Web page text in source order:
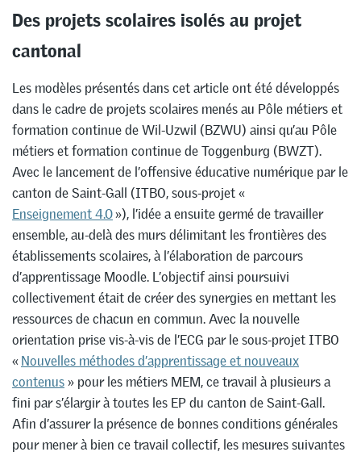
Des projets scolaires isolés au projet
cantonal
Les modèles présentés dans cet article ont été développés
dans le cadre de projets scolaires menés au Pôle métiers et
formation continue de Wil-Uzwil (BZWU) ainsi qu’au Pôle
métiers et formation continue de Toggenburg (BWZT).
Avec le lancement de l’offensive éducative numérique par le
canton de Saint-Gall (ITBO, sous-projet «
Enseignement 4.0»), l’idée a ensuite germé de travailler
ensemble, au-delà des murs délimitant les frontières des
établissements scolaires, à l’élaboration de parcours
d’apprentissage Moodle. L’objectif ainsi poursuivi
collectivement était de créer des synergies en mettant les
ressources de chacun en commun. Avec la nouvelle
orientation prise vis-à-vis de l’ECG par le sous-projet ITBO
«Nouvelles méthodes d’apprentissage et nouveaux
contenus» pour les métiers MEM, ce travail à plusieurs a
fini par s’élargir à toutes les EP du canton de Saint-Gall.
Afin d’assurer la présence de bonnes conditions générales
pour mener à bien ce travail collectif, les mesures suivantes